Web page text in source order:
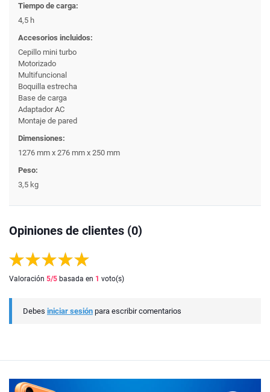
Tiempo de carga:
4,5 h
Accesorios incluidos:
Cepillo mini turbo
Motorizado
Multifuncional
Boquilla estrecha
Base de carga
Adaptador AC
Montaje de pared
Dimensiones:
1276 mm x 276 mm x 250 mm
Peso:
3,5 kg
Opiniones de clientes (0)
Valoración 5/5 basada en 1 voto(s)
Debes iniciar sesión para escribir comentarios